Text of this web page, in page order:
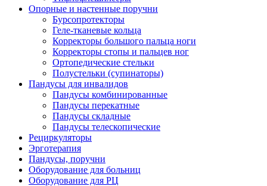
Опорные и настенные поручни
Бурсопротекторы
Геле-тканевые кольца
Корректоры большого пальца ноги
Корректоры стопы и пальцев ног
Ортопедические стельки
Полустельки (супинаторы)
Пандусы для инвалидов
Пандусы комбинированные
Пандусы перекатные
Пандусы складные
Пандусы телескопические
Рециркуляторы
Эрготерапия
Пандусы, поручни
Оборудование для больниц
Оборудование для РЦ